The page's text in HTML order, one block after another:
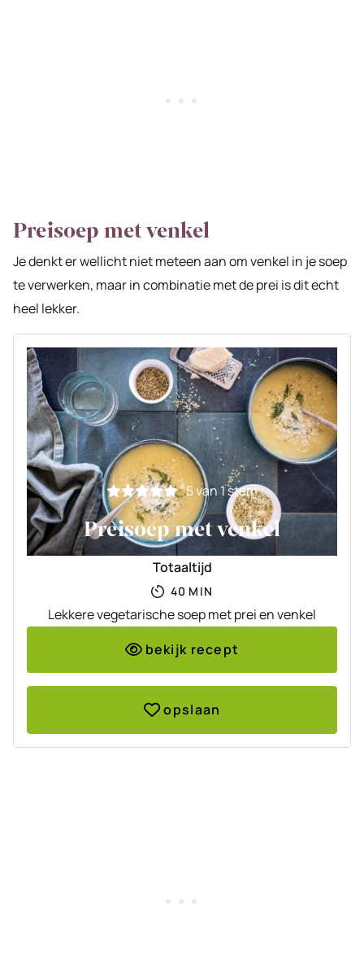
Preisoep met venkel
Je denkt er wellicht niet meteen aan om venkel in je soep
te verwerken, maar in combinatie met de prei is dit echt
heel lekker.
5van 1 stem
Preisoep met venkel
Totaaltijd
40 MINUTEN
MIN
Lekkere vegetarische soep met prei en venkel
bekijk recept
opslaan